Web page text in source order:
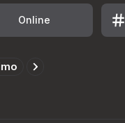
Online